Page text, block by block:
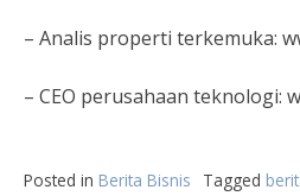
– Analis properti terkemuka:
– CEO perusahaan teknologi:
Posted in Berita Bisnis Tagged